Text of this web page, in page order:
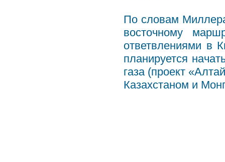
По словам
восточному
ответвлениями в
планируется
газа (проект
Казахстаном и